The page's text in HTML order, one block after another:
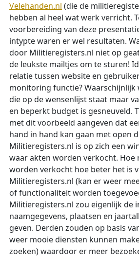
Velehanden.nl (die de
hebben al heel wat werk verricht.
voorbereiding van deze
intypte waren er wel resultaten.
door Militieregisters.nl niet op
de leukste mailtjes om te sturen!
relatie tussen website en
monitoring functie? Waarschijnlijk
die op de wensenlijst staat maar
en beperkt budget is gesneuveld.
met dit voorbeeld aangeven dat
hand in hand kan gaan met open
Militieregisters.nl is op zich een
waar akten worden verkocht. Hoe
worden verkocht hoe beter het is
Militieregisters.nl (kan er weer
of functionaliteit worden
Militieregisters.nl zou eigenlijk de
naamgegevens, plaatsen en
geven. Derden zouden op basis
weer mooie diensten kunnen
zoeken) waardoor er meer